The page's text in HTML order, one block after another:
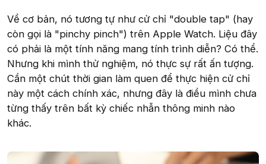
Về cơ bản, nó tương tự như cử chỉ "double tap" (hay
còn gọi là "pinchy pinch") trên Apple Watch. Liệu đây
có phải là một tính năng mang tính trình diễn? Có thể.
Nhưng khi mình thử nghiệm, nó thực sự rất ấn tượng.
Cần một chút thời gian làm quen để thực hiện cử chỉ
này một cách chính xác, nhưng đây là điều mình chưa
từng thấy trên bất kỳ chiếc nhẫn thông minh nào
khác.